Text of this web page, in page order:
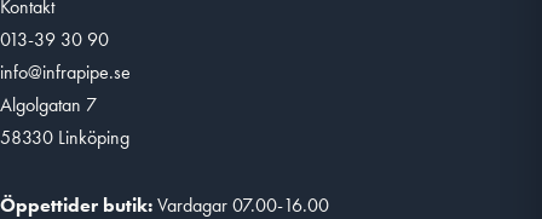
Kontakt
013-39 30 90
info@infrapipe.se
Algolgatan 7
58330 Linköping
Öppettider butik:Vardagar 07.00-16.00